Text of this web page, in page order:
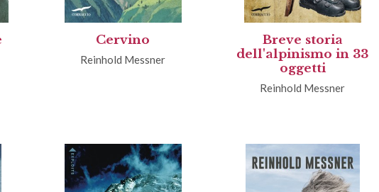
Cervino
Reinhold Messner
Breve storia
dell'alpinismo in 33
oggetti
Reinhold Messner